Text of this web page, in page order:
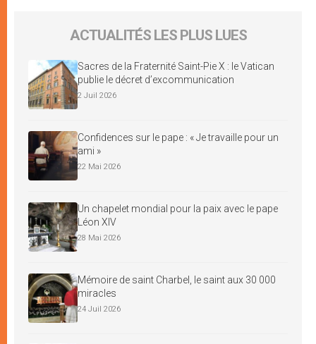
ACTUALITÉS LES PLUS LUES
Sacres de la Fraternité Saint-Pie X : le Vatican
publie le décret d’excommunication
2 Juil 2026
Confidences sur le pape : « Je travaille pour un
ami »
22 Mai 2026
Un chapelet mondial pour la paix avec le pape
Léon XIV
28 Mai 2026
Mémoire de saint Charbel, le saint aux 30 000
miracles
24 Juil 2026